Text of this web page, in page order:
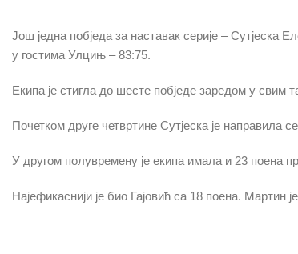
Још једна побједа за наставак серије – Сутјеска
у гостима Улцињ – 83:75.
Екипа је стигла до шесте побједе заредом у
Почетком друге четвртине Сутјеска је направила
У другом полувремену је екипа имала и 23 поена
Најефикаснији је био Гајовић са 18 поена.